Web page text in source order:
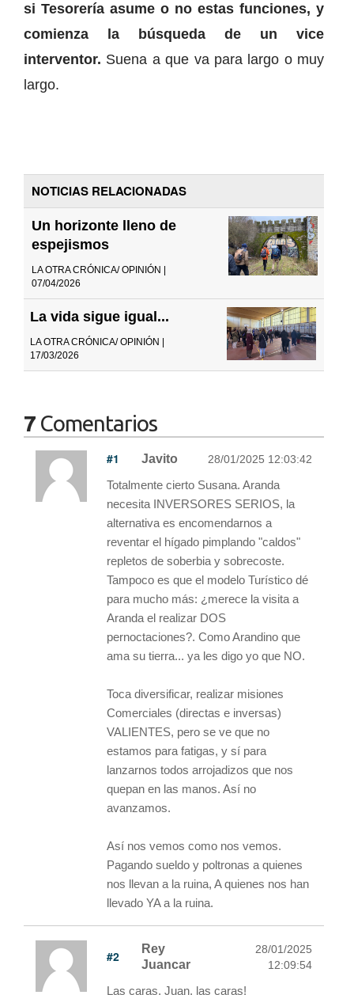
si Tesorería asume o no estas funciones, y
comienza la búsqueda de un vice
interventor. Suena a que va para largo o muy
largo.
NOTICIAS RELACIONADAS
Un horizonte lleno de
espejismos
LA OTRA CRÓNICA/ OPINIÓN |
07/04/2026
La vida sigue igual...
LA OTRA CRÓNICA/ OPINIÓN |
17/03/2026
7 Comentarios
#1 Javito 28/01/2025 12:03:42
Totalmente cierto Susana. Aranda
necesita INVERSORES SERIOS, la
alternativa es encomendarnos a
reventar el hígado pimplando "caldos"
repletos de soberbia y sobrecoste.
Tampoco es que el modelo Turístico dé
para mucho más: ¿merece la visita a
Aranda el realizar DOS
pernoctaciones?. Como Arandino que
ama su tierra... ya les digo yo que NO.
Toca diversificar, realizar misiones
Comerciales (directas e inversas)
VALIENTES, pero se ve que no
estamos para fatigas, y sí para
lanzarnos todos arrojadizos que nos
quepan en las manos. Así no
avanzamos.
Así nos vemos como nos vemos.
Pagando sueldo y poltronas a quienes
nos llevan a la ruina, A quienes nos han
llevado YA a la ruina.
#2
Rey
Juancar
28/01/2025
12:09:54
Las caras, Juan, las caras!